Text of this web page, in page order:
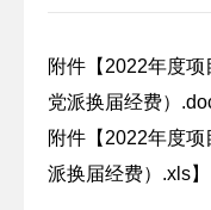
附件【 2022年度项
党派换届经费）
附件【 2022年度项
派换届经费）.xls】